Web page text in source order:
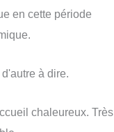
en cette période
à dire.
chaleureux. Très